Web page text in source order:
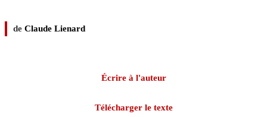
de Claude Lienard
Écrire à l'auteur
Télécharger le texte